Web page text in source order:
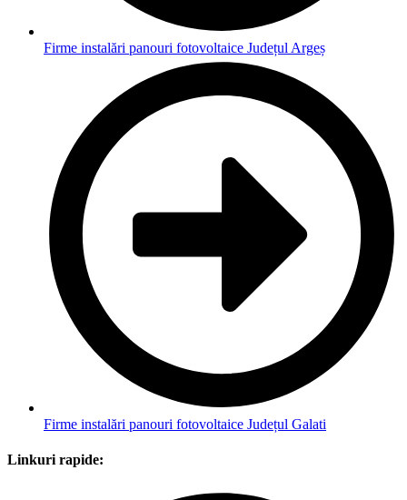
Firme instalări panouri fotovoltaice Județul Argeș
Firme instalări panouri fotovoltaice Județul Galati
Linkuri rapide: